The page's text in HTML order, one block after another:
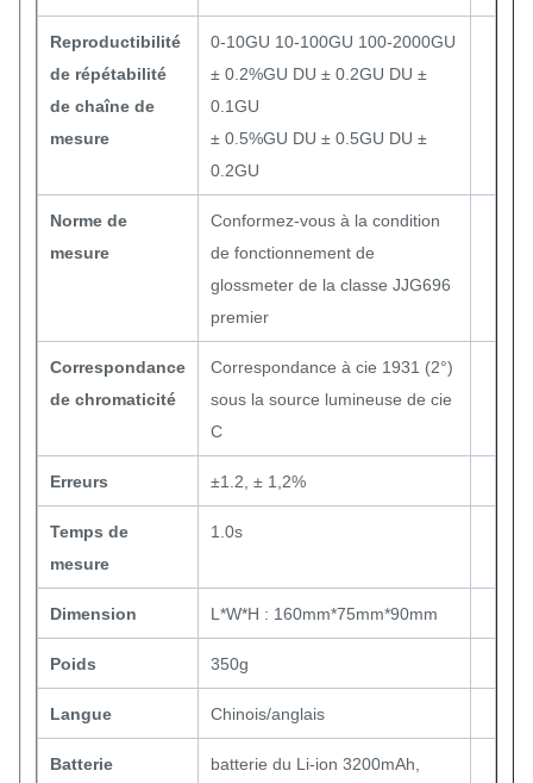
Reproductibilité
de répétabilité
de chaîne de
mesure
0-10GU 10-100GU 100-2000GU
± 0.2%GU DU ± 0.2GU DU ±
0.1GU
± 0.5%GU DU ± 0.5GU DU ±
0.2GU
Norme de
mesure
Conformez-vous à la condition
de fonctionnement de
glossmeter de la classe JJG696
premier
Correspondance
de chromaticité
Correspondance à cie 1931 (2°)
sous la source lumineuse de cie
C
Erreurs ±1.2, ± 1,2%
Temps de
mesure
1.0s
Dimension L*W*H : 160mm*75mm*90mm
Poids 350g
Langue Chinois/anglais
Batterie
batterie du Li-ion 3200mAh,